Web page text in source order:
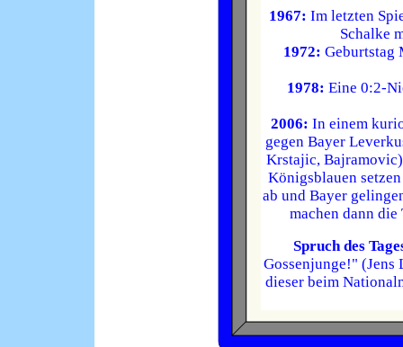
1967: Im letzten
Schalke
1972: Geburtstag
1978: Eine 0:2-
2006: In einem
gegen Bayer
Krstajic,
Königsblauen
ab und Bayer
machen dann
Spruch des
Gossenjunge!" (Jens
dieser beim